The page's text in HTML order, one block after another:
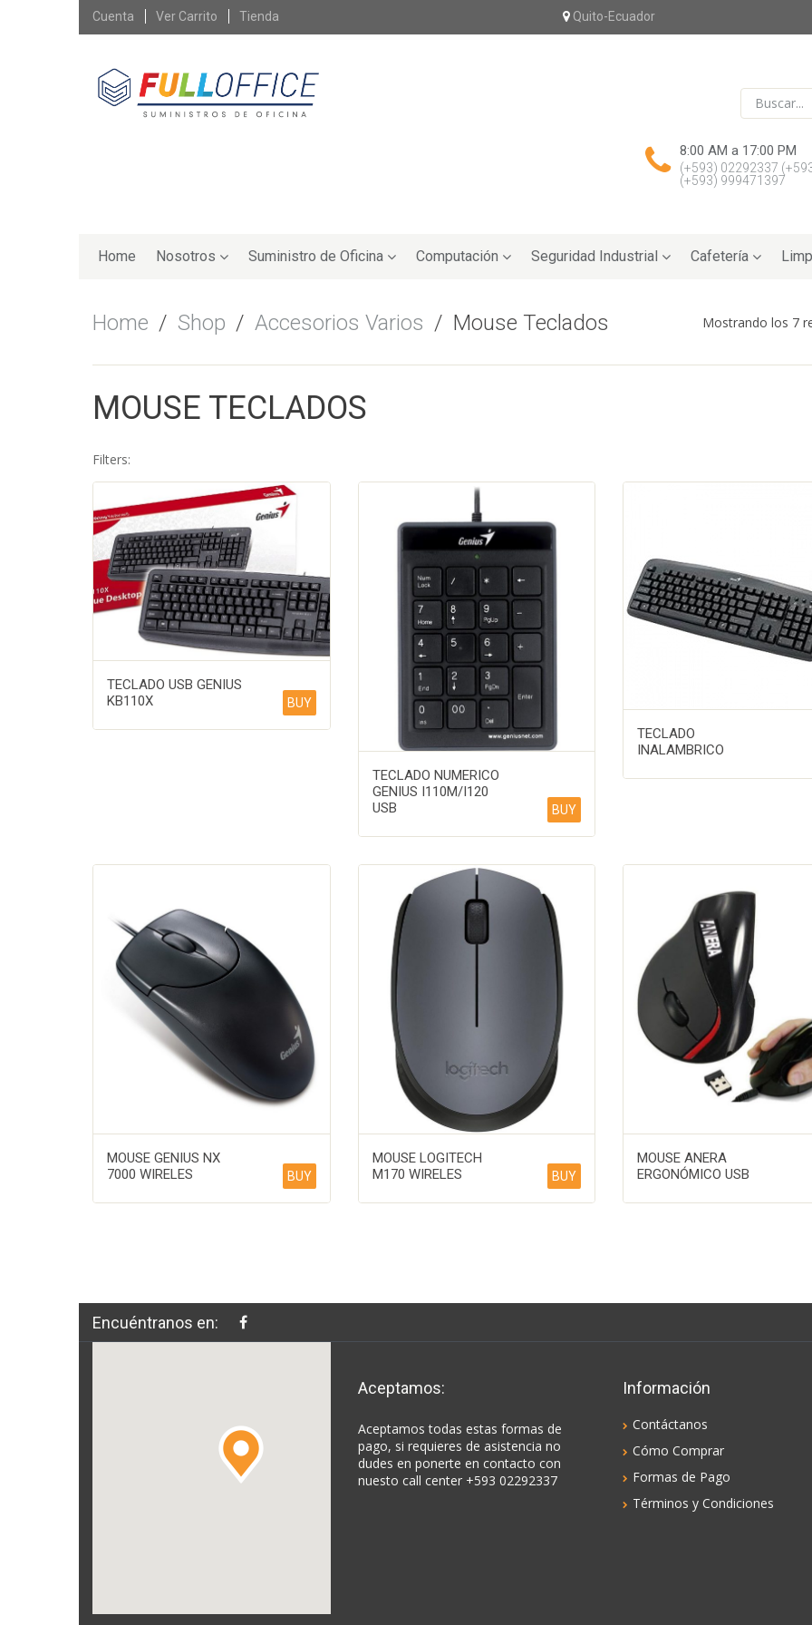
Skip
Cuenta Ver Carrito Tienda Quito-Ecuador
8:00 AM a 17:00 PM
(+593) 02292337
(+593) 999471397
to
Home Nosotros Suministro de Oficina Computación Seguridad Industrial Cafetería
Home / Shop / Accesorios Varios / Mouse Teclados Mostrando los 7
MOUSE TECLADOS
Filters:
TECLADO USB GENIUS
KB110X
BUY
TECLADO NUMERICO
GENIUS I110M/I120
USB
BUY
TECLADO
INALAMBRICO
MOUSE GENIUS NX
7000 WIRELES
BUY
MOUSE LOGITECH
M170 WIRELES
BUY
MOUSE ANERA
ERGONÓMICO USB
Encuéntranos en:
Aceptamos:
Aceptamos todas estas formas de
pago, si requieres de asistencia no
dudes en ponerte en contacto con
nuesto call center +593 02292337
Información
Contáctanos
Cómo Comprar
Formas de Pago
Términos y Condiciones